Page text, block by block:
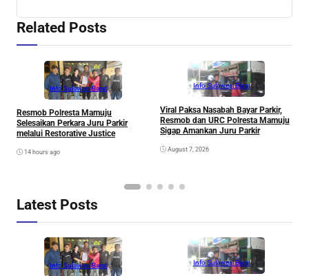
Related Posts
Info Sulawesi Barat
Resmob Polresta Mamuju
Selesaikan Perkara Juru Parkir
melalui Restorative Justice
14 hours ago
Info Sulawesi Barat
Viral Paksa Nasabah Bayar Parkir,
Resmob dan URC Polresta Mamuju
Sigap Amankan Juru Parkir
August 7, 2026
Latest Posts
Info Sulawesi Barat Info Sulawesi Barat